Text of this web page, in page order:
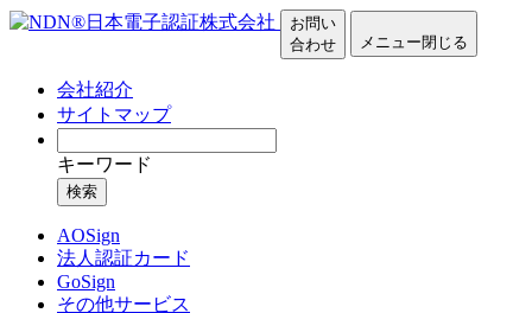
お問い
合わせ
メニュー閉じる
会社紹介
サイトマップ
キーワード
検索
AOSign
法人認証カード
GoSign
その他サービス